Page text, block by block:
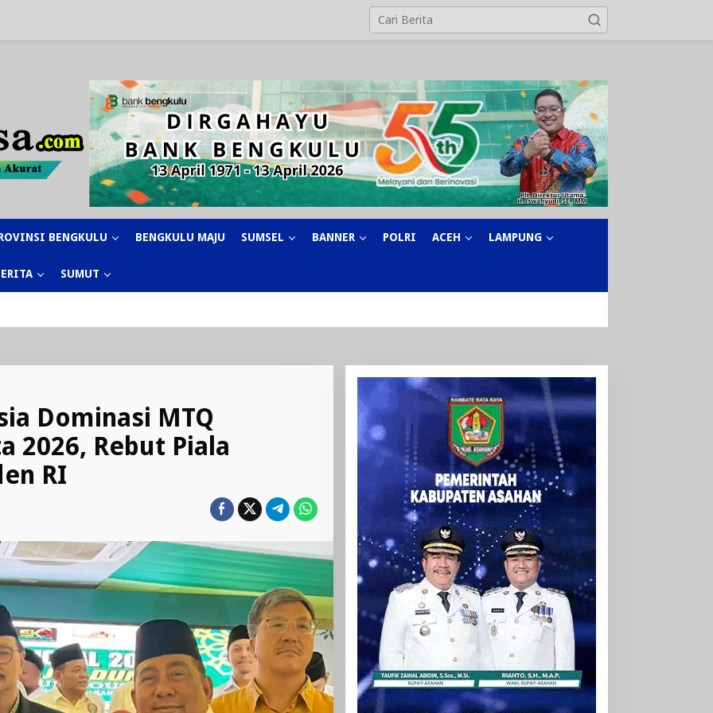
BENGKULU BENGKULU MAJU SUMSEL BANNER POLRI ACEH LAMPUNG
SUMUT
Dominasi MTQ
2026, Rebut Piala
RI